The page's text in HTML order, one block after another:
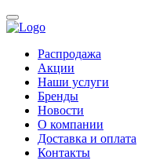
Распродажа
Акции
Наши услуги
Бренды
Новости
О компании
Доставка и оплата
Контакты